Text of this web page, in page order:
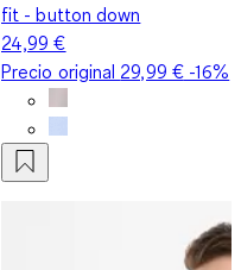
fit - button down
24,99 €
Precio original 29,99 €-16%